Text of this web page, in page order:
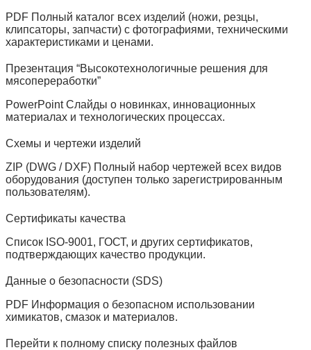
PDF Полный каталог всех изделий (ножи, резцы,
клипсаторы, запчасти) с фотографиями, техническими
характеристиками и ценами.
Презентация “Высокотехнологичные решения для
мясопереработки”
PowerPoint Слайды о новинках, инновационных
материалах и технологических процессах.
Схемы и чертежи изделий
ZIP (DWG / DXF) Полный набор чертежей всех видов
оборудования (доступен только зарегистрированным
пользователям).
Сертификаты качества
Список ISO‑9001, ГОСТ, и других сертификатов,
подтверждающих качество продукции.
Данные о безопасности (SDS)
PDF Информация о безопасном использовании
химикатов, смазок и материалов.
Перейти к полному списку полезных файлов